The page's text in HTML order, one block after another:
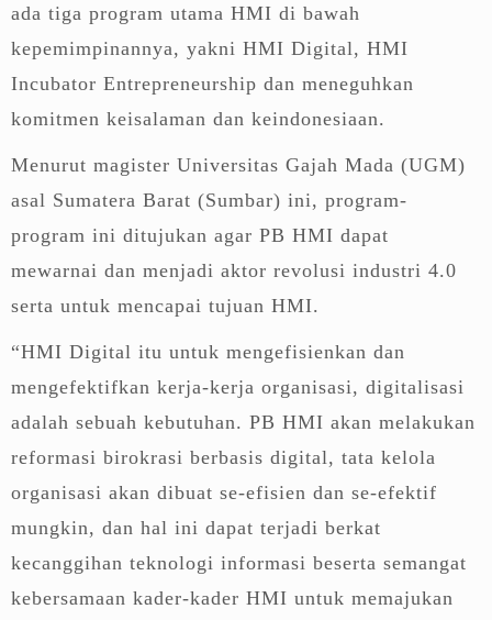
ada tiga program utama HMI di bawah
kepemimpinannya, yakni HMI Digital, HMI
Incubator Entrepreneurship dan meneguhkan
komitmen keisalaman dan keindonesiaan.
Menurut magister Universitas Gajah Mada (UGM)
asal Sumatera Barat (Sumbar) ini, program-
program ini ditujukan agar PB HMI dapat
mewarnai dan menjadi aktor revolusi industri 4.0
serta untuk mencapai tujuan HMI.
“HMI Digital itu untuk mengefisienkan dan
mengefektifkan kerja-kerja organisasi, digitalisasi
adalah sebuah kebutuhan. PB HMI akan melakukan
reformasi birokrasi berbasis digital, tata kelola
organisasi akan dibuat se-efisien dan se-efektif
mungkin, dan hal ini dapat terjadi berkat
kecanggihan teknologi informasi beserta semangat
kebersamaan kader-kader HMI untuk memajukan